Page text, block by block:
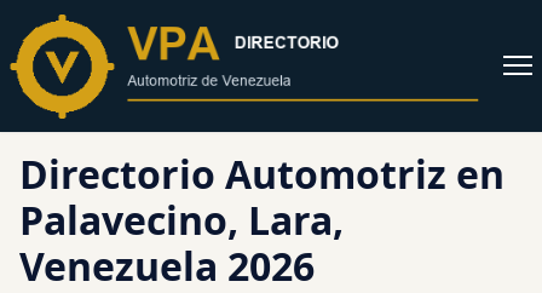
contenido
Abrir
Directorio Automotriz en
Palavecino, Lara,
Venezuela 2026